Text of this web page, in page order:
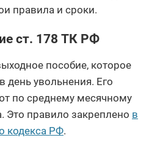
правила и сроки.
ст. 178 ТК РФ
пособие, которое
день увольнения. Его
по среднему месячному
Это правило закреплено в
кодекса РФ.